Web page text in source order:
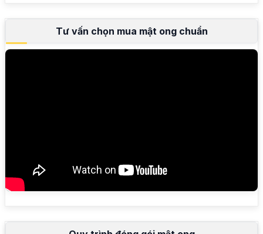
Tư vấn chọn mua mật ong chuẩn